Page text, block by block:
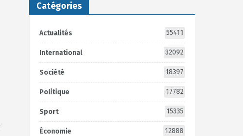
Catégories
Actualités 55411
International 32092
Société 18397
Politique 17782
Sport 15335
Économie 12888